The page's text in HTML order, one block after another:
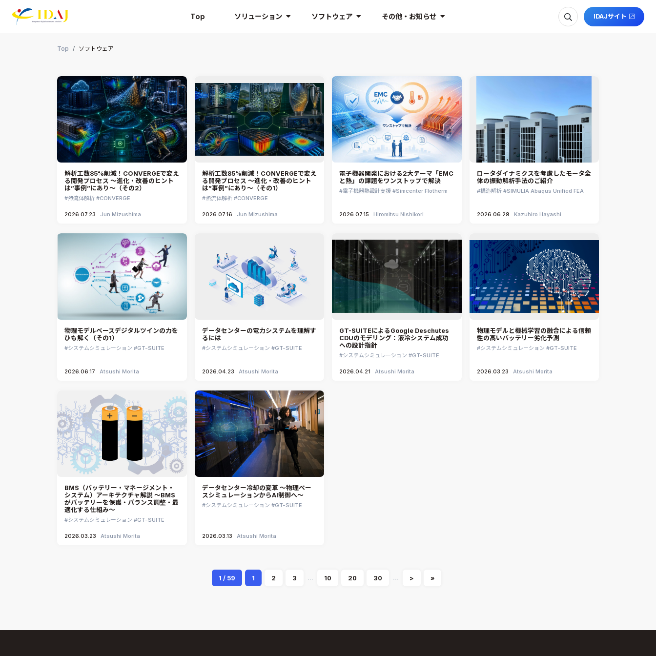
Top ソリューション ソフトウェア その他・お知らせ IDAJサイト
Top ソフトウェア
解析工数85%削減！CONVERGEで変え
る開発プロセス ～進化・改善のヒント
は”事例”にあり～（その2）
熱流体解析 CONVERGE
2026.07.23 Jun Mizushima
解析工数85%削減！CONVERGEで変え
る開発プロセス ～進化・改善のヒント
は”事例”にあり～（その1）
熱流体解析 CONVERGE
2026.07.16 Jun Mizushima
電子機器開発における2大テーマ「EMC
と熱」の課題をワンストップで解決
電子機器熱設計支援 Simcenter Flotherm
2026.07.15 Hiromitsu Nishikori
ロータダイナミクスを考慮したモータ全
体の振動解析手法のご紹介
構造解析 SIMULIA Abaqus Unified FEA
2026.06.29 Kazuhiro Hayashi
物理モデルベースデジタルツインの力を
ひも解く（その1）
システムシミュレーション GT-SUITE
2026.06.17 Atsushi Morita
データセンターの電力システムを理解す
るには
システムシミュレーション GT-SUITE
2026.04.23 Atsushi Morita
GT-SUITEによるGoogle Deschutes
CDUのモデリング：液冷システム成功
への設計指針
システムシミュレーション GT-SUITE
2026.04.21 Atsushi Morita
物理モデルと機械学習の融合による信頼
性の高いバッテリー劣化予測
システムシミュレーション GT-SUITE
2026.03.23 Atsushi Morita
BMS（バッテリー・マネージメント・
システム）アーキテクチャ解説 ～BMS
がバッテリーを保護・バランス調整・最
適化する仕組み～
システムシミュレーション GT-SUITE
2026.03.23 Atsushi Morita
データセンター冷却の変革 ～物理ベー
スシミュレーションからAI制御へ～
システムシミュレーション GT-SUITE
2026.03.13 Atsushi Morita
1 / 59 1 2 3 ... 10 20 30 ... > »